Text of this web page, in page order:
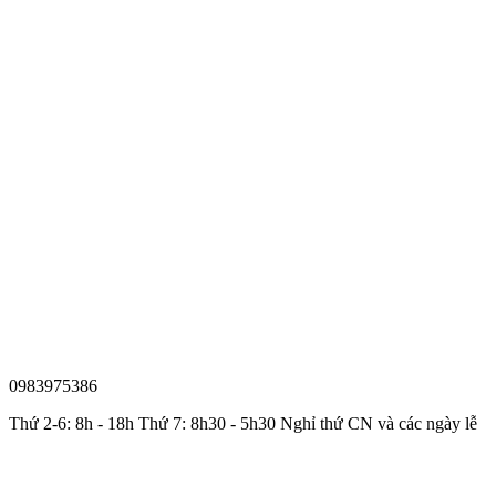
0983975386
Thứ 2-6: 8h - 18h Thứ 7: 8h30 - 5h30 Nghỉ thứ CN và các ngày lễ